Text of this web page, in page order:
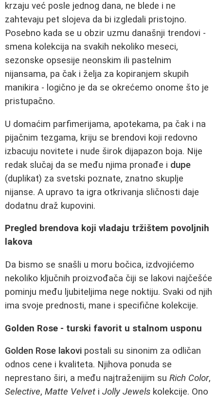
krzaju već posle jednog dana, ne blede i ne
zahtevaju pet slojeva da bi izgledali pristojno.
Posebno kada se u obzir uzmu današnji trendovi -
smena kolekcija na svakih nekoliko meseci,
sezonske opsesije neonskim ili pastelnim
nijansama, pa čak i želja za kopiranjem skupih
manikira - logično je da se okrećemo onome što je
pristupačno.
U domaćim parfimerijama, apotekama, pa čak i na
pijačnim tezgama, kriju se brendovi koji redovno
izbacuju novitete i nude širok dijapazon boja. Nije
redak slučaj da se među njima pronađe i dupe
(duplikat) za svetski poznate, znatno skuplje
nijanse. A upravo ta igra otkrivanja sličnosti daje
dodatnu draž kupovini.
Pregled brendova koji vladaju tržištem povoljnih
lakova
Da bismo se snašli u moru bočica, izdvojićemo
nekoliko ključnih proizvođača čiji se lakovi najčešće
pominju među ljubiteljima nege noktiju. Svaki od njih
ima svoje prednosti, mane i specifične kolekcije.
Golden Rose - turski favorit u stalnom usponu
Golden Rose lakovi postali su sinonim za odličan
odnos cene i kvaliteta. Njihova ponuda se
neprestano širi, a među najtraženijim su Rich Color,
Selective, Matte Velvet i Jolly Jewels kolekcije. Ono